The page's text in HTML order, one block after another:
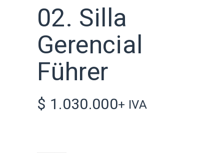
02. Silla
Gerencial
Führer
$ 1.030.000+ IVA